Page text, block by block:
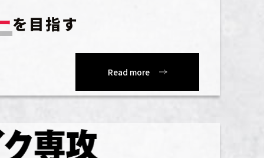
を目指す
Read more